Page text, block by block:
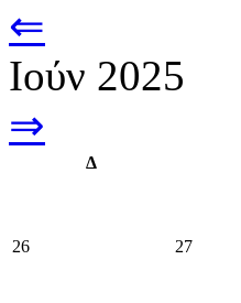
⇐
Ιούν 2025
⇒
Δ
26 27